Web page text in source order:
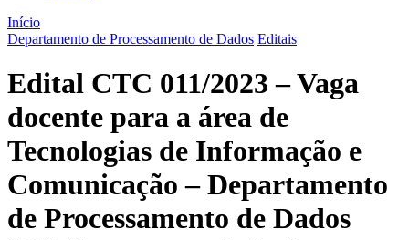
Início
Departamento de Processamento de Dados Editais
Edital CTC 011/2023 – Vaga
docente para a área de
Tecnologias de Informação e
Comunicação – Departamento
de Processamento de Dados